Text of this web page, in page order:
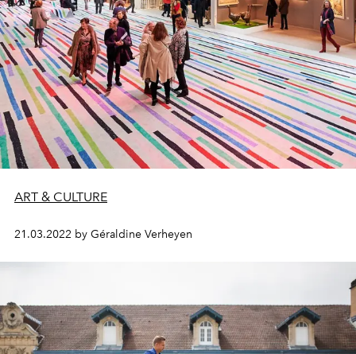
ART & CULTURE
21.03.2022 by Géraldine Verheyen